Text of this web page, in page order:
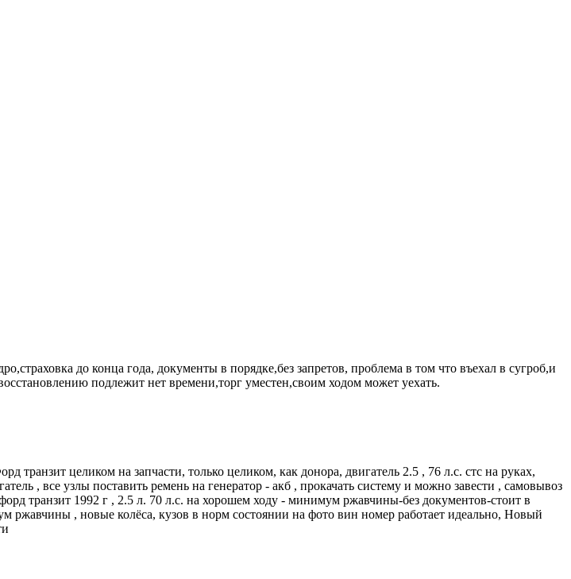
до конца года, документы в порядке,без запретов, проблема в том что въехал в сугроб,и
подлежит нет времени,торг уместен,своим ходом может уехать.
целиком на запчасти, только целиком, как донора, двигатель 2.5 , 76 л.с. стс на руках,
, все узлы поставить ремень на генератор - акб , прокачать систему и можно завести , самовывоз
транзит 1992 г , 2.5 л. 70 л.с. на хорошем ходу - минимум ржавчины-без документов-стоит в
ржавчины , новые колёса, кузов в норм состоянии на фото вин номер работает идеально, Новый